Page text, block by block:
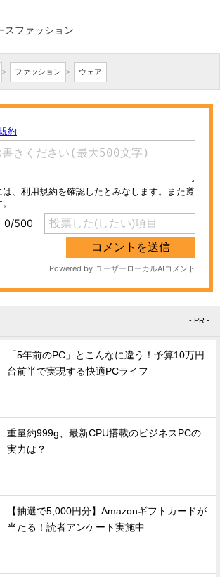
スファッション
> ファッション > ウェア
- PR -
「5年前のPC」とこんなに違う！予算10万円
台前半で実現する快適PCライフ
重量約999g、最新CPU搭載のビジネスPCの
実力は？
【抽選で5,000円分】Amazonギフトカードが
当たる！読者アンケート実施中